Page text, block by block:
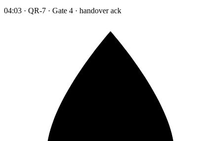
04:03 · QR-7 · Gate 4 · handover ack